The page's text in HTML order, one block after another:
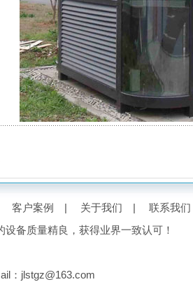
客户案例 | 关于我们 | 联系我们
设备质量精良，获得业界一致认可！
：jlstgz@163.com